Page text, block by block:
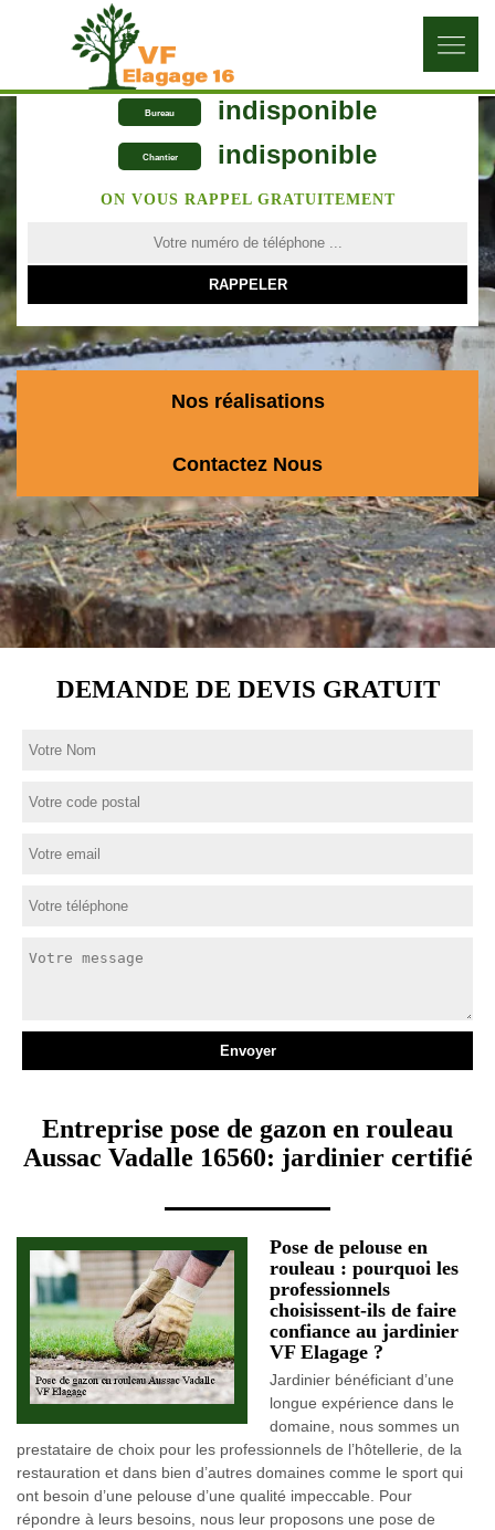
Bureau indisponible
Chantier indisponible
ON VOUS RAPPEL GRATUITEMENT
Nos réalisations
Contactez Nous
DEMANDE DE DEVIS GRATUIT
Entreprise pose de gazon en rouleau
Aussac Vadalle 16560: jardinier certifié
Pose de pelouse en
rouleau : pourquoi les
professionnels
choisissent-ils de faire
confiance au jardinier
VF Elagage ?
Jardinier bénéficiant d’une
longue expérience dans le
domaine, nous sommes un
prestataire de choix pour les professionnels de l’hôtellerie, de la
restauration et dans bien d’autres domaines comme le sport qui
ont besoin d’une pelouse d’une qualité impeccable. Pour
répondre à leurs besoins, nous leur proposons une pose de